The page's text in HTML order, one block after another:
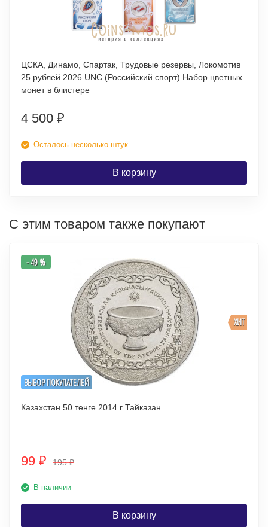
ЦСКА, Динамо, Спартак, Трудовые резервы, Локомотив
25 рублей 2026 UNC (Российский спорт) Набор цветных
монет в блистере
4 500 ₽
Осталось несколько штук
В корзину
С этим товаром также покупают
ВЫБОР ПОКУПАТЕЛЕЙ
ХИТ
- 49 %
Казахстан 50 тенге 2014 г Тайказан
99 ₽ 195₽
В наличии
В корзину